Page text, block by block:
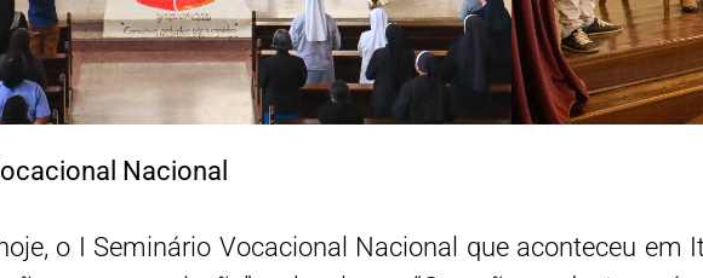
Nacional
o I Seminário Vocacional Nacional que aconteceu